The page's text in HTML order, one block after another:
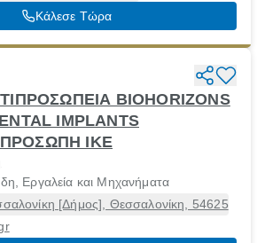
Κάλεσε Τώρα
BIOHORIZONS
IMPLANTS
ΙΚΕ
Εργαλεία και Μηχανήματα
[Δήμος], Θεσσαλονίκη, 54625